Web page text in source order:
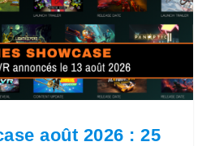
août 2026 : 25